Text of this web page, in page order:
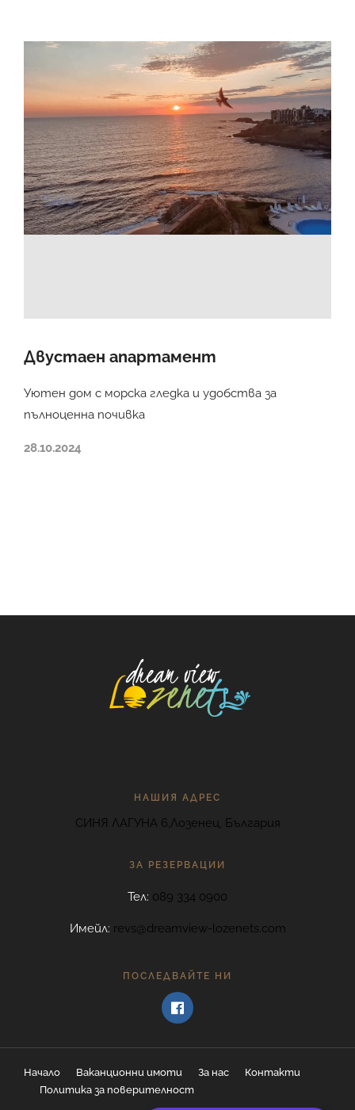
Двустаен апартамент
Уютен дом с морска гледка и удобства за
пълноценна почивка
28.10.2024
НАШИЯ АДРЕС
СИНЯ ЛАГУНА 6,Лозенец, България
ЗА РЕЗЕРВАЦИИ
Тел: 089 334 0900
Имейл: revs@dreamview-lozenets.com
ПОСЛЕДВАЙТЕ НИ
Начало Ваканционни имоти За нас
Контакти
Политика за поверителност